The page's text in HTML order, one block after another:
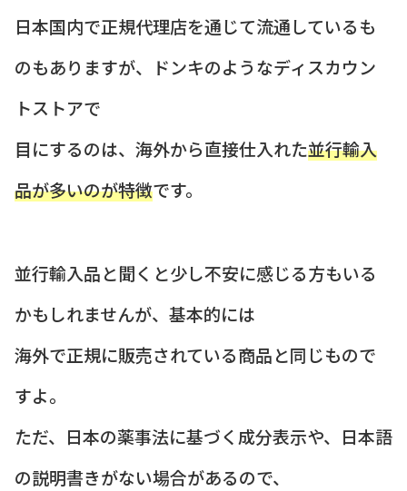
日本国内で正規代理店を通じて流通しているも
のもありますが、ドンキのようなディスカウン
トストアで
目にするのは、海外から直接仕入れた並行輸入
品が多いのが特徴です。
並行輸入品と聞くと少し不安に感じる方もいる
かもしれませんが、基本的には
海外で正規に販売されている商品と同じもので
すよ。
ただ、日本の薬事法に基づく成分表示や、日本語
の説明書きがない場合があるので、